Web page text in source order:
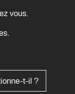
vous.
t-il ?
devis